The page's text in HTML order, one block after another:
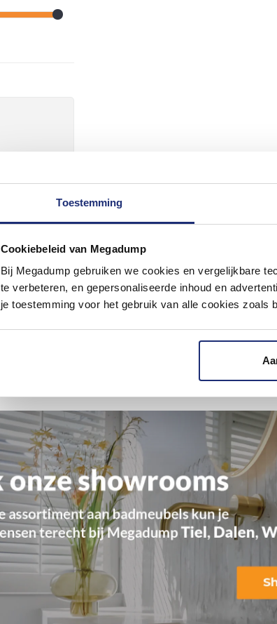
Toestemming
Cookiebeleid van Megadump
Bij Megadump gebruiken we cookies en vergelijkbare
te verbeteren, en gepersonaliseerde inhoud en
je toestemming voor het gebruik van alle cookies zoals